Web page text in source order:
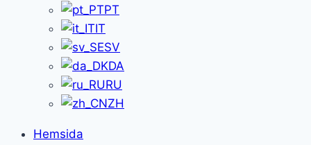
PT
IT
SV
DA
RU
ZH
Hemsida